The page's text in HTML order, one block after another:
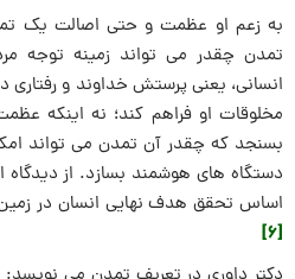
به زعم او عظمت و حتی اصالت يک
تمدن چقدر می تواند زمینه توجه
انسانی، یعنی پرستش خداوند و رفتاری
مخلوقات او فراهم کند؛ نه اینکه
بسنجد که چقدر آن تمدن می تواند
دستگاه های هوشمند بسازد. از دیدگاه
اساس تحقق هدف نهایی انسان در زمین
[6]